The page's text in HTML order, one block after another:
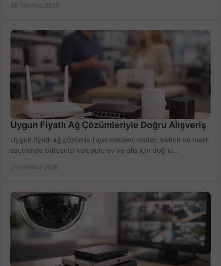
30 Temmuz 2026
Uygun Fiyatlı Ağ Çözümleriyle Doğru Alışveriş
Uygun fiyatlı ağ çözümleri için modem, router, switch ve mesh
seçiminde bütçenizi koruyun; ev ve ofis için doğru
28 Temmuz 2026